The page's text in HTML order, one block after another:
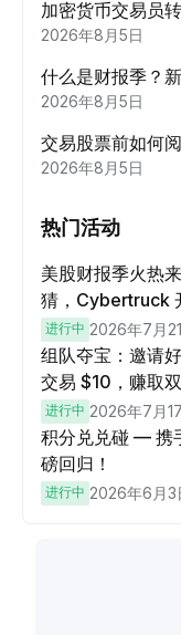
加密货币交易员
2026年8月5日
什么是财报季？
2026年8月5日
交易股票前如何
2026年8月5日
热门活动
美股财报季火热
猜，Cybertruck
进行中 2026年7月
组队夺宝：邀请
交易 $10，赚取
进行中 2026年7月
积分兑兑碰 — 携
磅回归！
进行中 2026年6月3